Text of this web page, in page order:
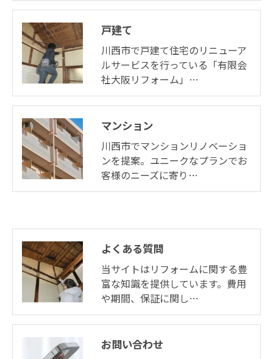
戸建て
川西市で戸建て住宅のリニューア
ルサービスを行っている「有限会
社大阪リフォーム」…
マンション
川西市でマンションリノベーショ
ンを提案。ユニークなプランでお
客様のニーズに寄り…
よくある質問
当サイトはリフォームに関する豊
富な知識を提供しています。費用
や期間、保証に関し…
お問い合わせ